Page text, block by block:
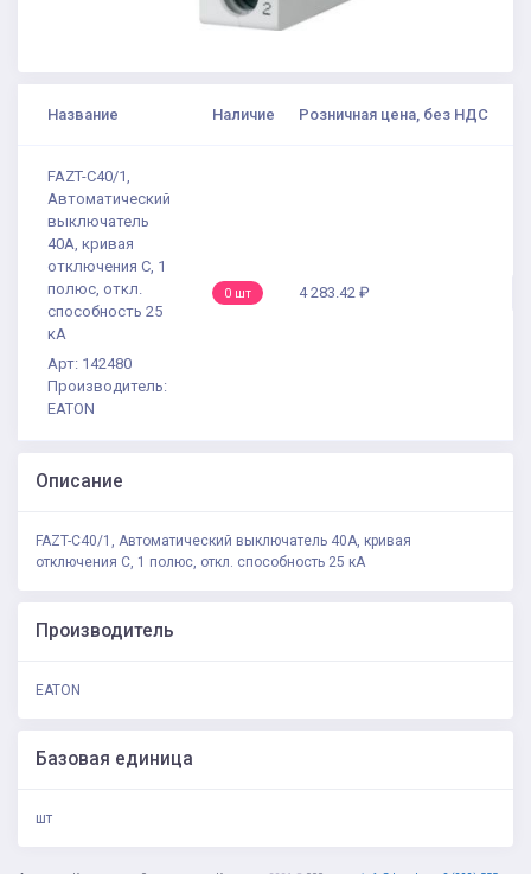
Название Наличие Розничная цена, без НДС
FAZT-C40/1,
Автоматический
выключатель
40А, кривая
отключения C, 1
полюс, откл.
способность 25
кА
Арт: 142480
Производитель:
EATON
0 шт 4 283.42 ₽
Описание
FAZT-C40/1, Автоматический выключатель 40А, кривая
отключения C, 1 полюс, откл. способность 25 кА
Производитель
EATON
Базовая единица
шт